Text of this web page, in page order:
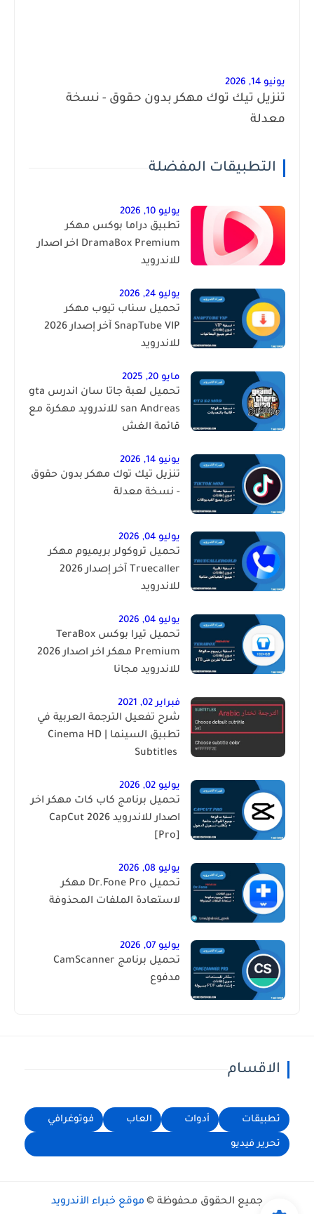
يونيو 14, 2026
تنزيل تيك توك مهكر بدون حقوق - نسخة
معدلة
التطبيقات المفضلة
يوليو 10, 2026
تطبيق دراما بوكس مهكر
DramaBox Premium اخر اصدار
للاندرويد
يوليو 24, 2026
تحميل سناب تيوب مهكر
SnapTube VIP آخر إصدار 2026
للاندرويد
مايو 20, 2025
تحميل لعبة جاتا سان اندرس gta
san Andreas للاندرويد مهكرة مع
قائمة الغش
يونيو 14, 2026
تنزيل تيك توك مهكر بدون حقوق
- نسخة معدلة
يوليو 04, 2026
تحميل تروكولر بريميوم مهكر
Truecaller آخر إصدار 2026
للاندرويد
يوليو 04, 2026
تحميل تيرا بوكس TeraBox
Premium مهكر اخر اصدار 2026
للاندرويد مجانا
فبراير 02, 2021
شرح تفعيل الترجمة العربية في
تطبيق السينما | ‏Cinema HD
Subtitles ‎
يوليو 02, 2026
تحميل برنامج كاب كات مهكر اخر
اصدار للاندرويد 2026 CapCut
[Pro]
يوليو 08, 2026
تحميل Dr.Fone Pro مهكر
لاستعادة الملفات المحذوفة
يوليو 07, 2026
تحميل برنامج CamScanner
مدفوع
الاقسام
تطبيقات أدوات العاب فوتوغرافي
تحرير فيديو
جميع الحقوق محفوظة © موقع خبراء الأندرويد